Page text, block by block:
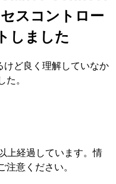
スコントロー
しました
けど良く理解していなか
。
上経過しています。情
意ください。